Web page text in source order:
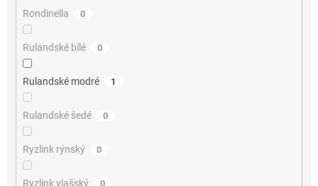
Rondinella 0
Rulandské bílé 0
Rulandské modré 1
Rulandské šedé 0
Ryzlink rýnský 0
Ryzlink vlašský 0